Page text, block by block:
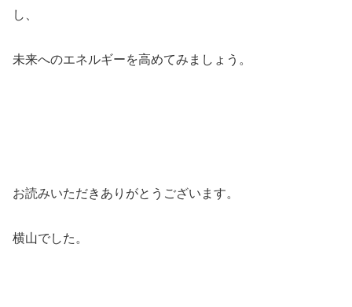
し、
未来へのエネルギーを高めてみましょう。
お読みいただきありがとうございます。
横山でした。